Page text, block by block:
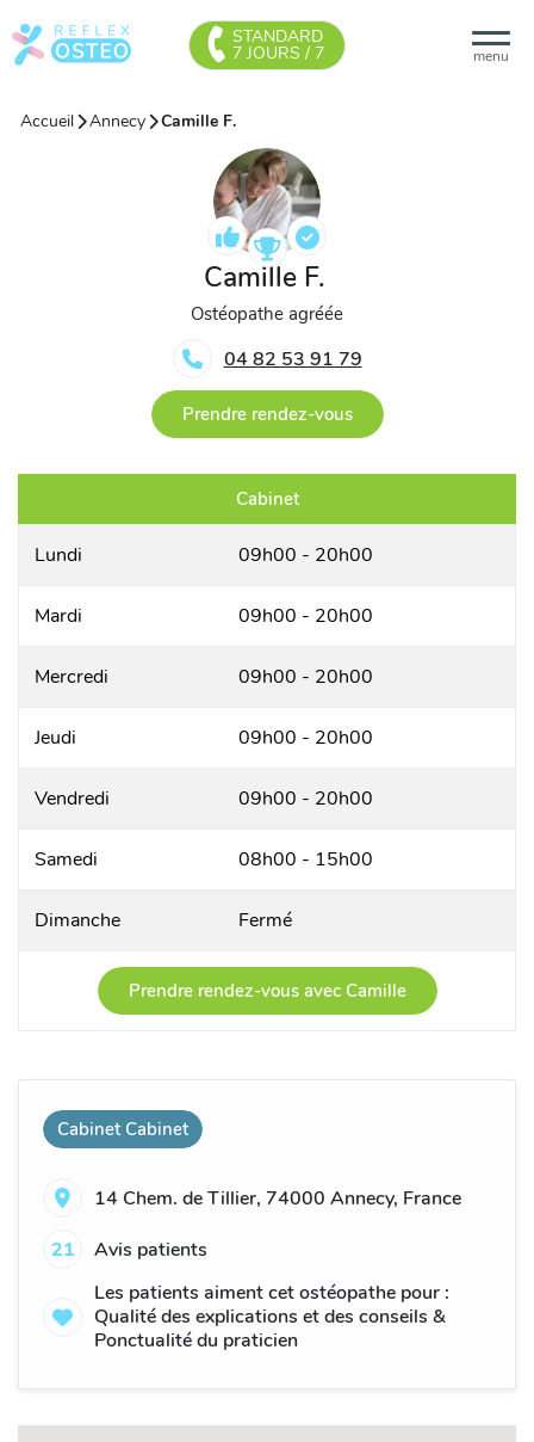
menu
STANDARD
7 JOURS / 7
Accueil Annecy Camille F.
Camille F.
Ostéopathe agréée
04 82 53 91 79
Prendre rendez-vous
Cabinet Cabinet
14 Chem. de Tillier, 74000 Annecy, France
21
Avis patients
Les patients aiment cet ostéopathe pour :
Qualité des explications et des conseils &
Ponctualité du praticien
Cabinet
Lundi 09h00 - 20h00
Mardi 09h00 - 20h00
Mercredi 09h00 - 20h00
Jeudi 09h00 - 20h00
Vendredi 09h00 - 20h00
Samedi 08h00 - 15h00
Dimanche Fermé
Prendre rendez-vous avec Camille